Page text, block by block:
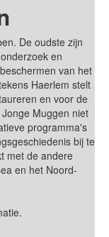
De oudste zijn
en
van het
Haerlem stelt
en voor de
Muggen niet
programma's
bij te
met de andere
en het Noord-